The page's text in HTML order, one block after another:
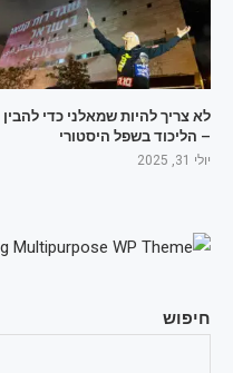
חיפוש
לא צריך להיות שמאלני כדי להבין
– הליכוד בשפל היסטורי
יולי 31, 2025